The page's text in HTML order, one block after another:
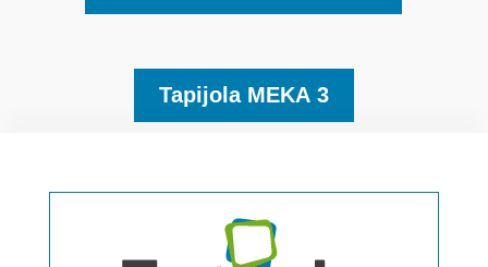
Tapijola MEKA 3